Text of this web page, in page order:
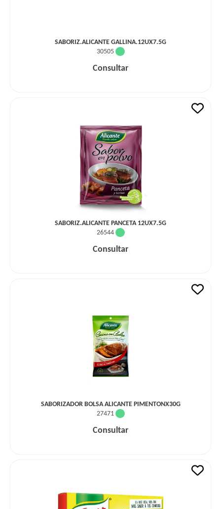
SABORIZ.ALICANTE GALLINA.12UX7.5G
30505
Consultar
SABORIZ.ALICANTE PANCETA 12UX7.5G
26544
Consultar
SABORIZADOR BOLSA ALICANTE PIMENTONX30G
27471
Consultar